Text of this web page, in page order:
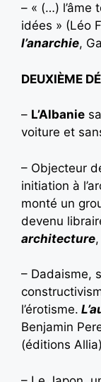
– « (…) l’âme
idées » (Léo
l’anarchie,
DEUXIÈME
– L’Albanie
voiture et
– Objecteur
initiation à
monté un
devenu
architecture
– Dadaisme,
l’érotisme.
Benjamin
(éditions